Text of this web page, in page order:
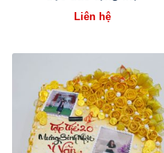
Liên hệ